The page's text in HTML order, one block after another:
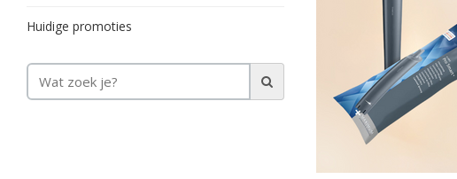
Huidige promoties